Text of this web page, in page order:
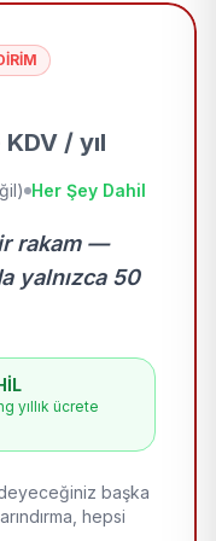
KDV / yıl
Her Şey Dahil
rakam —
yalnızca 50
yıllık ücrete
başka
hepsi